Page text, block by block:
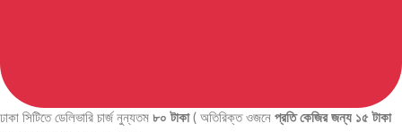
ঢাকা সিটিতে ডেলিভারি চার্জ নুন্যতম ৮০ টাকা( অতিরিক্ত ওজনে প্রতি কেজির জন্য ১৫ টাকা